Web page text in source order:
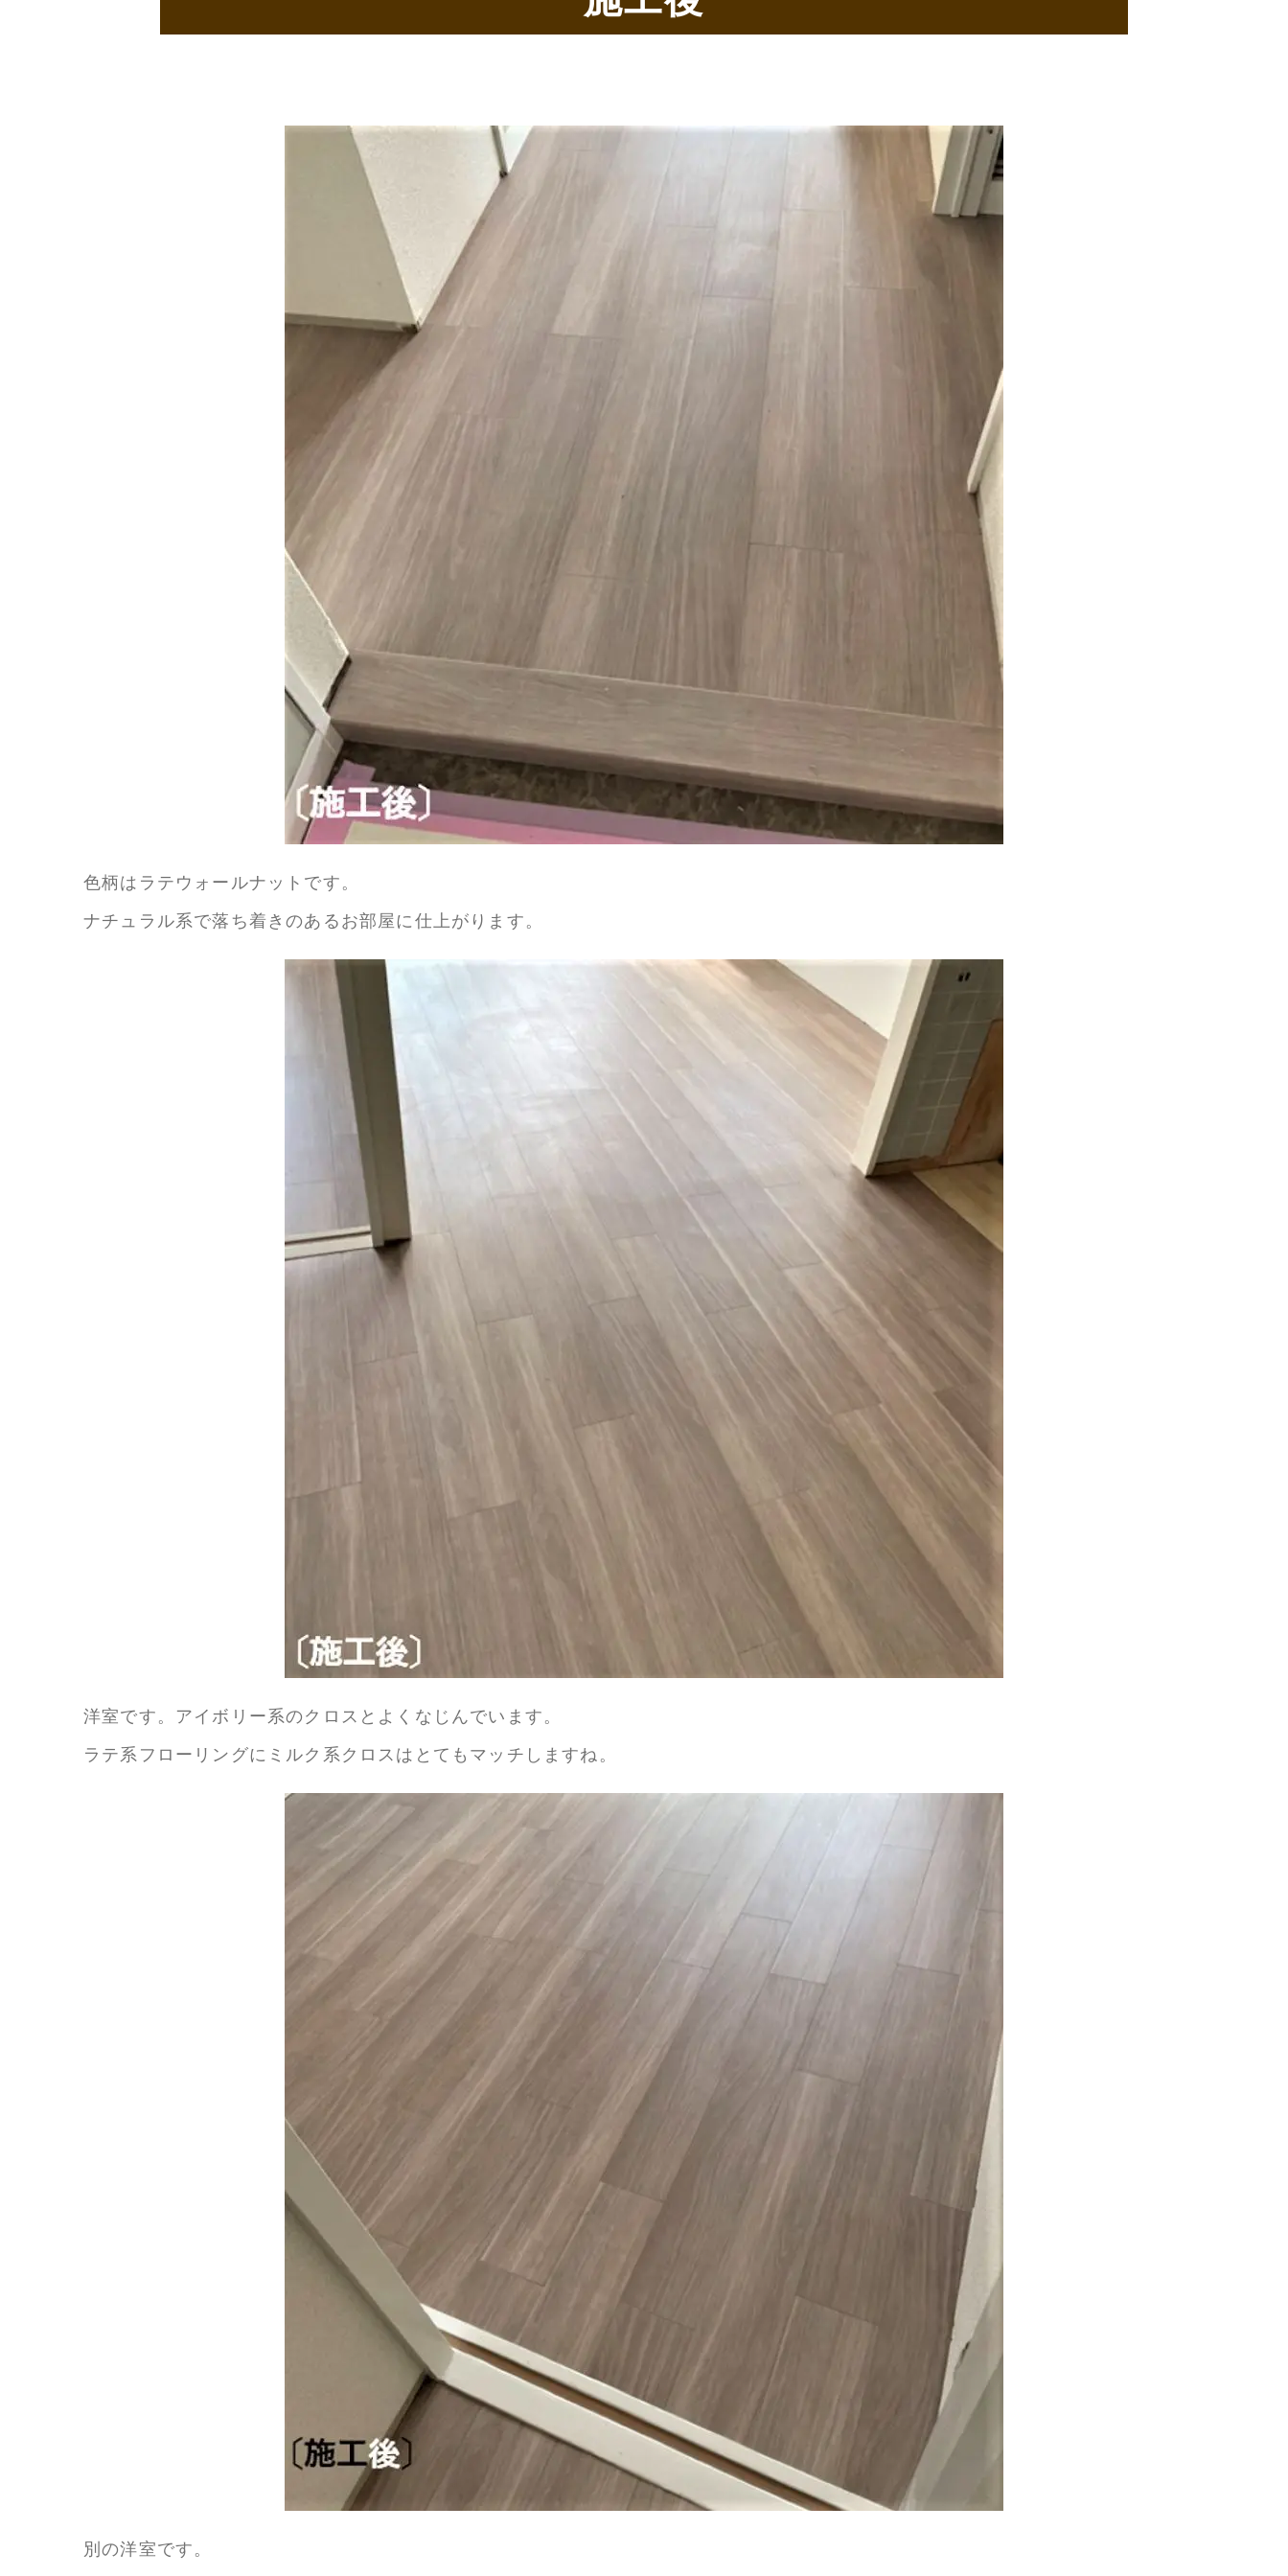
色柄はラテウォールナットです。
ナチュラル系で落ち着きのあるお部屋に仕上がります。
洋室です。アイボリー系のクロスとよくなじんでいます。
ラテ系フローリングにミルク系クロスはとてもマッチしますね。
別の洋室です。